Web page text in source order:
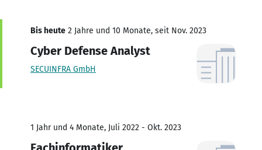
Bis heute 2 Jahre und 10 Monate, seit Nov. 2023
Cyber Defense Analyst
SECUINFRA GmbH
1 Jahr und 4 Monate, Juli 2022 - Okt. 2023